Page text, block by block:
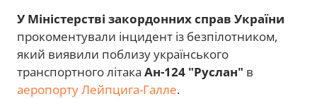
У Міністерстві закордонних справ України
прокоментували інцидент із безпілотником,
який виявили поблизу українського
транспортного літака Ан-124 "Руслан" в
аеропорту Лейпцига-Галле.